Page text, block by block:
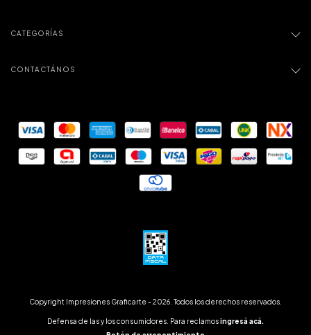
CATEGORÍAS
CONTACTÁNOS
Copyright Impresiones Graficarte - 2026. Todos los derechos reservados.
Defensa de las y los consumidores. Para reclamosingresá acá.